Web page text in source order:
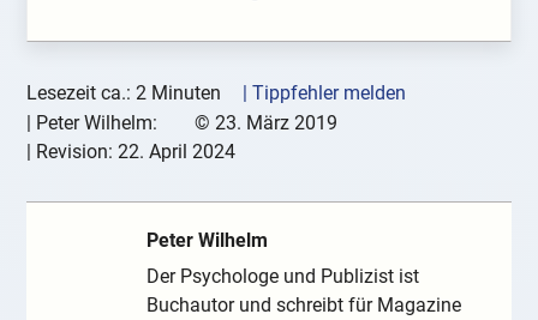
Lesezeit ca.: 2 Minuten
| Tippfehler melden
| Peter Wilhelm: © 23. März 2019
| Revision:22. April 2024
Peter Wilhelm
Der Psychologe und Publizist ist
Buchautor und schreibt für Magazine